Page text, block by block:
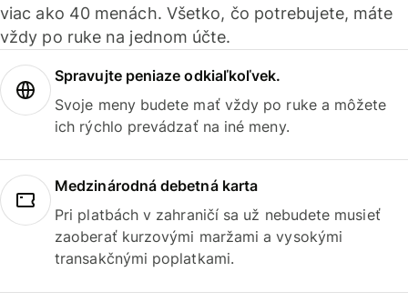
viac ako 40 menách. Všetko, čo potrebujete, máte
vždy po ruke na jednom účte.
Spravujte peniaze odkiaľkoľvek.
Svoje meny budete mať vždy po ruke a môžete
ich rýchlo prevádzať na iné meny.
Medzinárodná debetná karta
Pri platbách v zahraničí sa už nebudete musieť
zaoberať kurzovými maržami a vysokými
transakčnými poplatkami.